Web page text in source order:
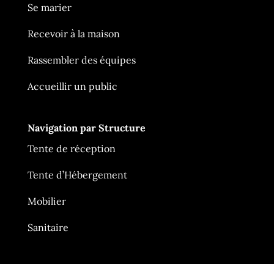
Se marier
Recevoir à la maison
Rassembler des équipes
Accueillir un public
Navigation par Structure
Tente de réception
Tente d’Hébergement
Mobilier
Sanitaire